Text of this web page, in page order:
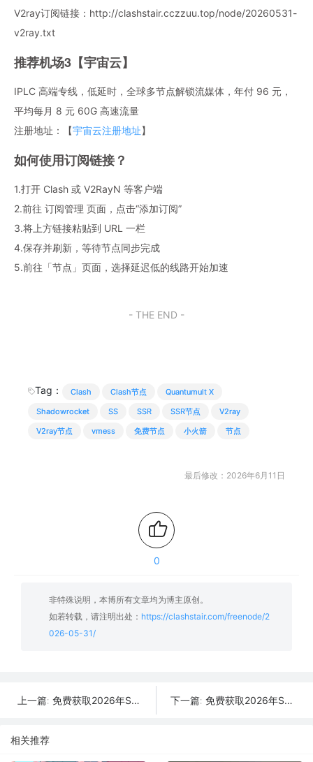
V2ray订阅链接：http://clashstair.cczzuu.top/node/20260531-
v2ray.txt
推荐机场3【宇宙云】
IPLC 高端专线，低延时，全球多节点解锁流媒体，年付 96 元，
平均每月 8 元 60G 高速流量
注册地址：【宇宙云注册地址】
如何使用订阅链接？
1.打开 Clash 或 V2RayN 等客户端
2.前往 订阅管理 页面，点击“添加订阅”
3.将上方链接粘贴到 URL 一栏
4.保存并刷新，等待节点同步完成
5.前往「节点」页面，选择延迟低的线路开始加速
- THE END -
Tag： Clash Clash节点
Quantumult X
Shadowrocket
SS SSR SSR节点
V2ray
V2ray节点
vmess 免费节点 小火箭 节点
最后修改：2026年6月11日
0
非特殊说明，本博所有文章均为博主原创。
如若转载，请注明出处： https://clashstair.com/freenode/2
026-05-31/
上一篇: 免费获取2026年SSR/V2Ray/Clash节点 | 06月01日可用 下一篇: 免费获取2026年SSR/V2Ray/Clash节点 | 05月30日可用
相关推荐